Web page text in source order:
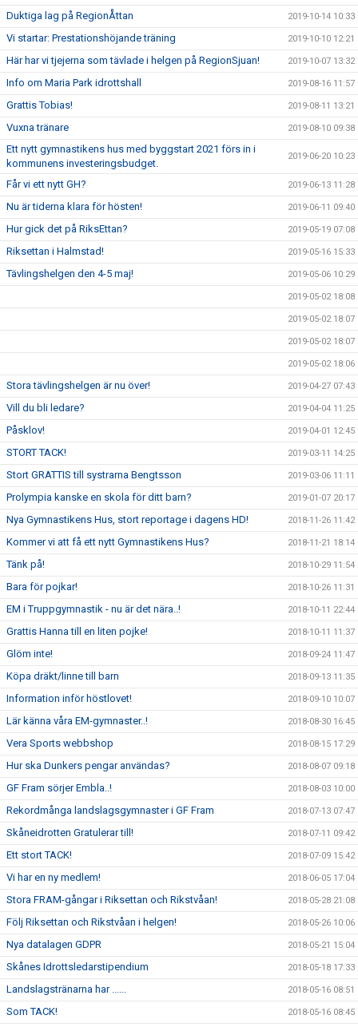
Duktiga lag på RegionÅttan 2019-10-14 10:33
Vi startar: Prestationshöjande träning 2019-10-10 12:21
Här har vi tjejerna som tävlade i helgen på RegionSjuan! 2019-10-07 13:32
Info om Maria Park idrottshall 2019-08-16 11:57
Grattis Tobias! 2019-08-11 13:21
Vuxna tränare 2019-08-10 09:38
Ett nytt gymnastikens hus med byggstart 2021 förs in i
kommunens investeringsbudget.
2019-06-20 10:23
Får vi ett nytt GH? 2019-06-13 11:28
Nu är tiderna klara för hösten! 2019-06-11 09:40
Hur gick det på RiksEttan? 2019-05-19 07:08
Riksettan i Halmstad! 2019-05-16 15:33
Tävlingshelgen den 4-5 maj! 2019-05-06 10:29
2019-05-02 18:08
2019-05-02 18:07
2019-05-02 18:07
2019-05-02 18:06
Stora tävlingshelgen är nu över! 2019-04-27 07:43
Vill du bli ledare? 2019-04-04 11:25
Påsklov! 2019-04-01 12:45
STORT TACK! 2019-03-11 14:25
Stort GRATTIS till systrarna Bengtsson 2019-03-06 11:11
Prolympia kanske en skola för ditt barn? 2019-01-07 20:17
Nya Gymnastikens Hus, stort reportage i dagens HD! 2018-11-26 11:42
Kommer vi att få ett nytt Gymnastikens Hus? 2018-11-21 18:14
Tänk på! 2018-10-29 11:54
Bara för pojkar! 2018-10-26 11:31
EM i Truppgymnastik - nu är det nära..! 2018-10-11 22:44
Grattis Hanna till en liten pojke! 2018-10-11 11:37
Glöm inte! 2018-09-24 11:47
Köpa dräkt/linne till barn 2018-09-13 11:35
Information inför höstlovet! 2018-09-10 10:07
Lär känna våra EM-gymnaster..! 2018-08-30 16:45
Vera Sports webbshop 2018-08-15 17:29
Hur ska Dunkers pengar användas? 2018-08-07 09:18
GF Fram sörjer Embla..! 2018-08-03 10:00
Rekordmånga landslagsgymnaster i GF Fram 2018-07-13 07:47
Skåneidrotten Gratulerar till! 2018-07-11 09:42
Ett stort TACK! 2018-07-09 15:42
Vi har en ny medlem! 2018-06-05 17:04
Stora FRAM-gångar i Riksettan och Rikstvåan! 2018-05-28 21:08
Följ Riksettan och Rikstvåan i helgen! 2018-05-26 10:06
Nya datalagen GDPR 2018-05-21 15:04
Skånes Idrottsledarstipendium 2018-05-18 17:33
Landslagstränarna har ...... 2018-05-16 08:51
Som TACK! 2018-05-16 08:45